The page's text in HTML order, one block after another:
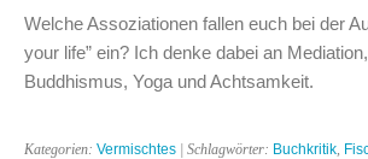
Welche Assoziationen fallen euch bei der
your life” ein? Ich denke dabei an
Buddhismus, Yoga und Achtsamkeit.
Kategorien: Vermischtes | Schlagwörter: Buchkritik